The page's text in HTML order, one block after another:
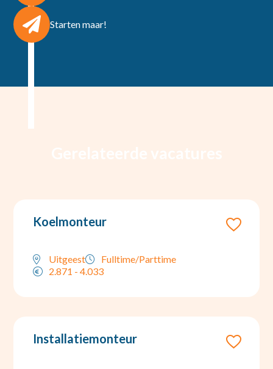
Starten maar!
Koelmonteur
Uitgeest
Fulltime/Parttime
2.871 - 4.033
Installatiemonteur